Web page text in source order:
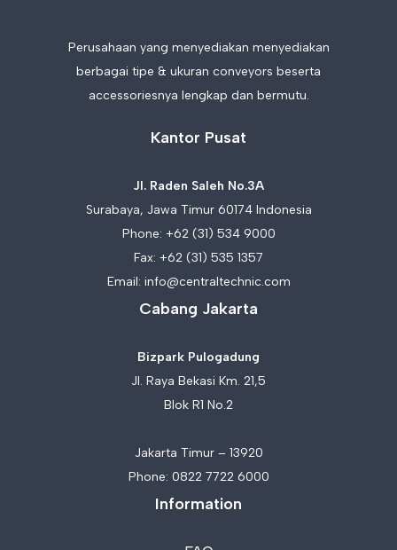
Perusahaan yang menyediakan menyediakan
berbagai tipe & ukuran conveyors beserta
accessoriesnya lengkap dan bermutu.
Kantor Pusat
Jl. Raden Saleh No.3A
Surabaya, Jawa Timur 60174 Indonesia
Phone: +62 (31) 534 9000
Fax: +62 (31) 535 1357
Email: info@centraltechnic.com
Cabang Jakarta
Bizpark Pulogadung
Jl. Raya Bekasi Km. 21,5
Blok R1 No.2
Jakarta Timur – 13920
Phone: 0822 7722 6000
Information